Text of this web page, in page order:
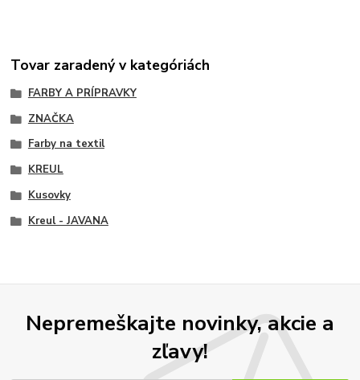
Tovar zaradený v kategóriách
FARBY A PRÍPRAVKY
ZNAČKA
Farby na textil
KREUL
Kusovky
Kreul - JAVANA
Nepremeškajte novinky, akcie a
zľavy!